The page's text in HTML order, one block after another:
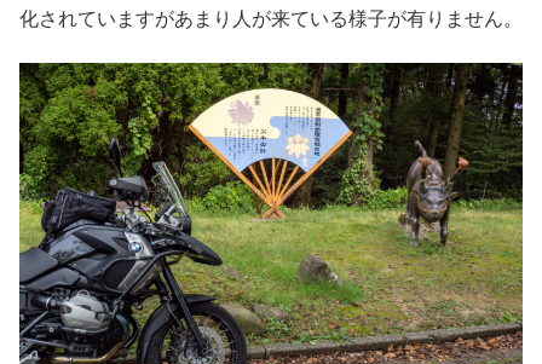
化されていますがあまり人が来ている様子が有りません。